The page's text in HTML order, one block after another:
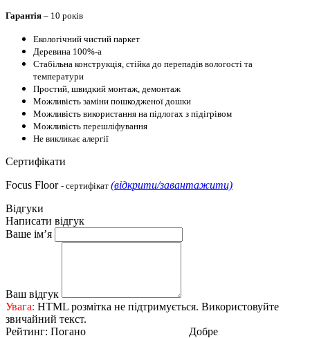
Гарантія – 10 років
Екологічний чистий паркет
Деревина 100%-а
Стабільна конструкція, стійка до перепадів вологості та
температури
Простий, швидкий монтаж, демонтаж
Можливість заміни пошкодженої дошки
Можливість використання на підлогах з підігрівом
Можливість перешліфування
Не викликає алергії
Сертифікати
Focus Floor - сертифікат (відкрити/завантажити)
Відгуки
Написати відгук
Ваше ім’я
Ваш відгук
Увага: HTML розмітка не підтримується. Використовуйте
звичайний текст.
Рейтинг: Погано Добре